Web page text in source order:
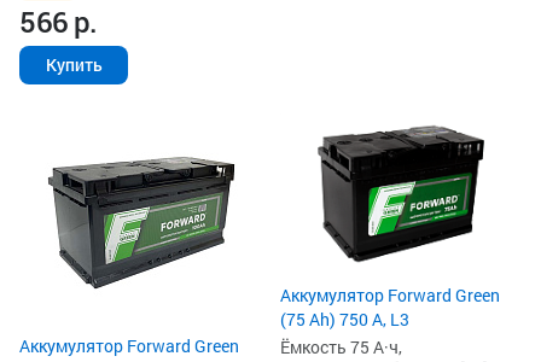
566р.
Купить
Аккумулятор Forward Green
Аккумулятор Forward Green
(75 Ah) 750 А, L3
Ёмкость 75 А·ч,